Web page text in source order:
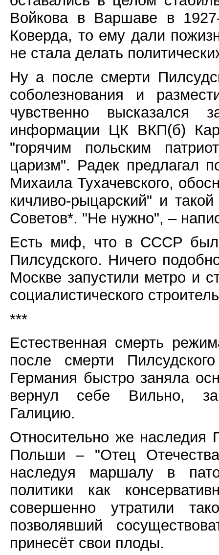
Войкова в Варшаве в
Коверда, то ему дали
не стала делать
Ну а после смерти
соболезнования и
чувственно высказался
информации ЦК ВКП(б)
"горячим польским
царизм". Радек предлагал
Михаила Тухачевского,
кичливо-рыцарский" и
Советов*. "Не нужно", –
Есть миф, что в СССР был
Пилсудского. Ничего
Москве запустили метро и
социалистического
***
Естественная смерть
после смерти
Германия быстро заняла
вернул себе Вильно,
Галицию.
Относительно же наследия
Польши – "Отец
наследуя маршалу в
политики как
совершенно утратили
позволявший
принесёт свои плоды.